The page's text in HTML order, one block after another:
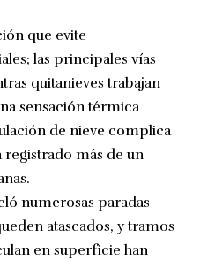
que evite
las principales vías
quitanieves trabajan
sensación térmica
de nieve complica
más de un
numerosas paradas
atascados, y tramos
en superficie han